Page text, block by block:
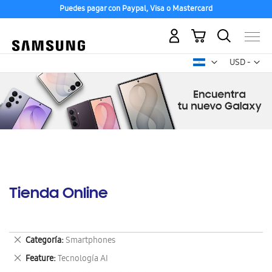
Puedes pagar con Paypal, Visa o Mastercard
USD -
dólar
Mi carrito
Tienda Online
Categoría Smartphones
Eliminar
este
artículo
Feature Tecnología AI
Eliminar